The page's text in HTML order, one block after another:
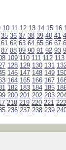
10 11 12 13 14 15 16
35 36 37 38 39 40 41
61 62 63 64 65 66 67
87 88 89 90 91 92 93
109 110 111 112 113
128 129 130 131
146 147 148 149
164 165 166 167
182 183 184 185
200 201 202 203
218 219 220 221 222
236 237 238 239